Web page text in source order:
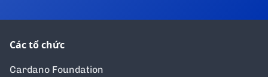
Các tổ chức
Cardano Foundation